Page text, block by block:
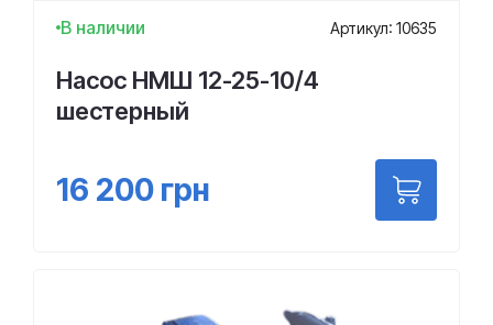
В наличии Артикул: 10635
Насос НМШ 12-25-10/4
шестерный
16 200 грн